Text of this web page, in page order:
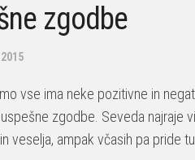
zgodbe
vse ima neke pozitivne in
zgodbe. Seveda najraje
veselja, ampak včasih pa pride